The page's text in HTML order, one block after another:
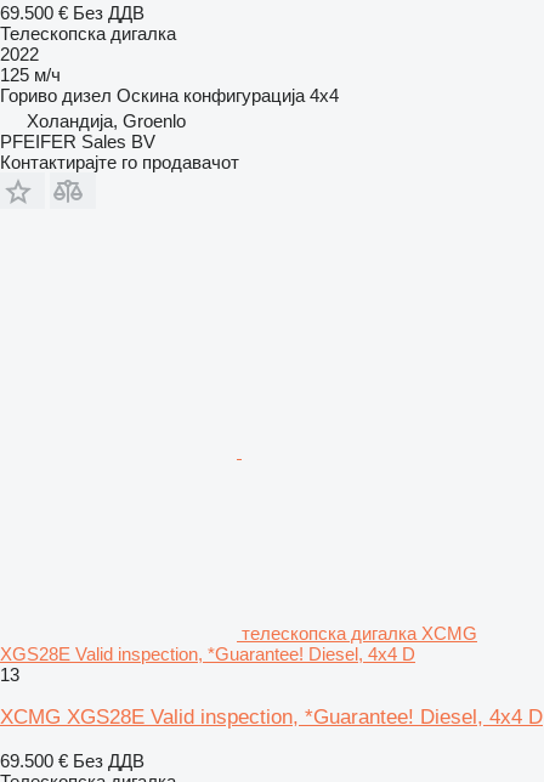
69.500 € Без ДДВ
Телескопска дигалка
2022
125 м/ч
Гориво дизел Оскина конфигурација 4x4
Холандија, Groenlo
PFEIFER Sales BV
Контактирајте го продавачот
телескопска дигалка XCMG
XGS28E Valid inspection, *Guarantee! Diesel, 4x4 D
13
XCMG XGS28E Valid inspection, *Guarantee! Diesel, 4x4 D
69.500 € Без ДДВ